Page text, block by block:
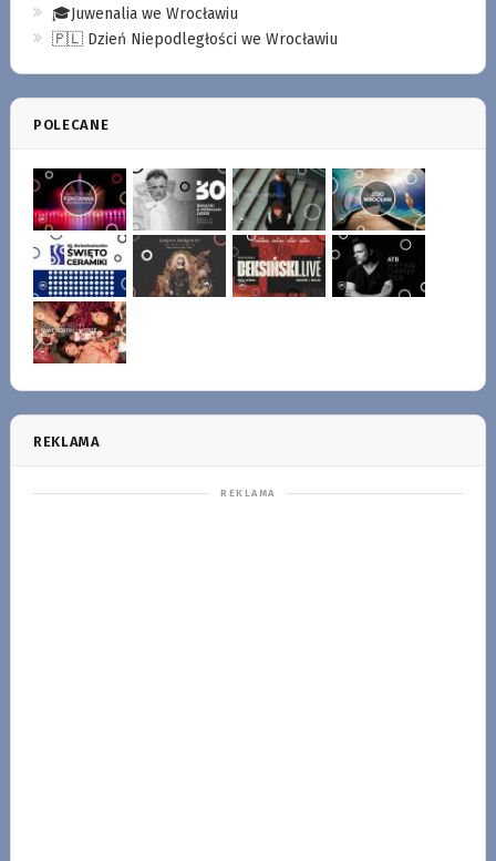
🎓Juwenalia we Wrocławiu
🇵🇱 Dzień Niepodległości we Wrocławiu
POLECANE
REKLAMA